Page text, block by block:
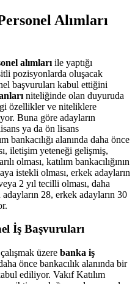
Alımları
alımları ile yaptığı
pozisyonlarda oluşacak
başvuruları kabul ettiğini
niteliğinde olan duyuruda
özellikler ve niteliklere
Buna göre adayların
ya da ön lisans
bankacılığı alanında daha önce
iletişim yeteneği gelişmiş,
olması, katılım bankacılığının
istekli olması, erkek adayların
2 yıl tecilli olması, daha
adayların 28, erkek adayların 30
İş Başvuruları
üzere banka iş
önce bankacılık alanında bir
ediliyor. Vakıf Katılım